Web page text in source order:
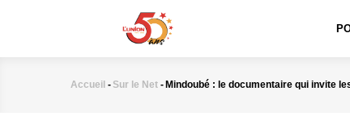
Fil
Accueil - Sur le Net - Mindoubé : le documentaire qui invite